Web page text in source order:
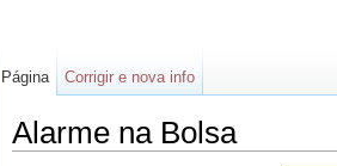
Alarme na Bolsa
Página Corrigir e nova info